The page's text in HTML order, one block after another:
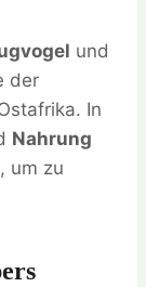
und
der
In
Nahrung
um zu